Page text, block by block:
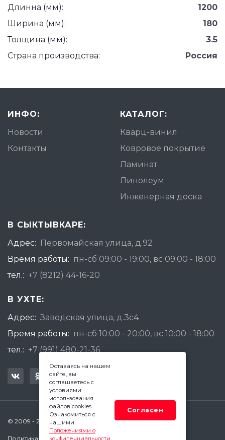
Длинна (мм):
1200
Ширина (мм):
180
Толщина (мм):
3.5
Страна производства:
Россия
ИНФО:
Новости
Контакты
КАТАЛОГ:
Кварц-винил
Ковровое покрытие
Ламинат
Линолеум
Инженерная доска
В СЫКТЫВКАРЕ:
Адрес: Первомайская улица, д.92
Время работы: пн-сб 09:00 - 19:00, вс 09:00 - 18:00
тел.: +7 (8212) 44-16-20
В УХТЕ:
Адрес: Заводская улица, д.3с4
Время работы: пн-сб 10:00 - 20:00, вс 10:00 - 18:00
тел.: +7 (991) 480-21-36
© 2009 - 2026 Квадратный Метр - Сыктывкар
Политика конфиденциальности
Оставаясь на нашем
сайте, вы
соглашаетесь с
условиями
использования
файлов cookies.
Ознакомиться с
нашими
Положениями о
конфиденциальности
Согласен